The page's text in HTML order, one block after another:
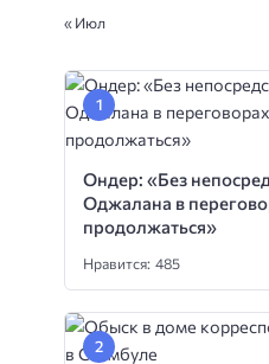
« Июл
Ондер: «Без
Оджалана в
продолжаться»
Нравится: 485